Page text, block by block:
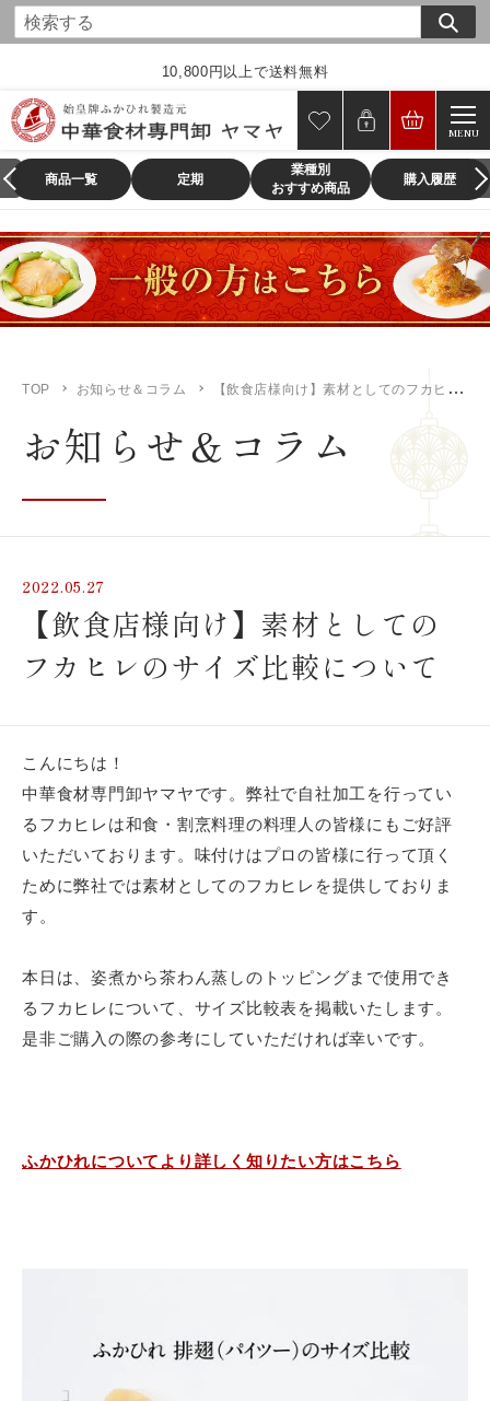
コ
ン
ツ
ス
キ
ッ
プ
す
る
10,800円以上で送料無料
MENU
商品一覧 定期
業種別
おすすめ商品
購入履歴
飲食店様、大学・専門学校様、
卸売店
メールフォームからの
TOP お知らせ＆コラム 【飲食店様向け】素材としてのフカヒレのサイズ比較について
お知らせ＆コラム
2022.05.27
【飲食店様向け】素材としての
フカヒレのサイズ比較について
こんにちは！
中華食材専門卸ヤマヤです。弊社で自社加工を行ってい
るフカヒレは和食・割烹料理の料理人の皆様にもご好評
いただいております。味付けはプロの皆様に行って頂く
ために弊社では素材としてのフカヒレを提供しておりま
す。
本日は、姿煮から茶わん蒸しのトッピングまで使用でき
るフカヒレについて、サイズ比較表を掲載いたします。
是非ご購入の際の参考にしていただければ幸いです。
ふかひれについてより詳しく知りたい方はこちら